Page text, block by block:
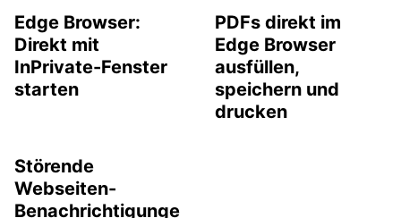
Edge Browser:
Direkt mit
InPrivate-Fenster
starten
PDFs direkt im
Edge Browser
ausfüllen,
speichern und
drucken
Störende
Webseiten-
Benachrichtigunge